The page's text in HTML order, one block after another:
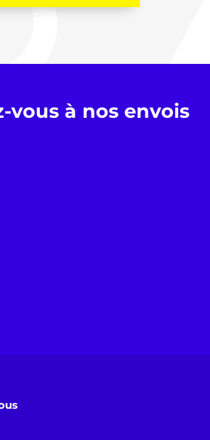
vous à nos envois